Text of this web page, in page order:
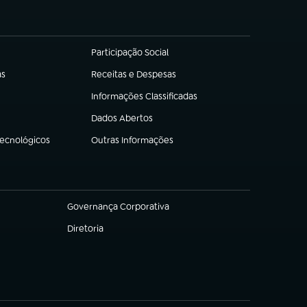
Participação Social
(abre em nova aba)
Receitas e Despesas
(abre em nova aba)
Informações Classificadas
(abre em nova aba)
Dados Abertos
(abre em nova aba)
Outras Informações
(abre em nova aba)
Governança Corporativa
(abre em nova aba)
Diretoria
(abre em nova aba)